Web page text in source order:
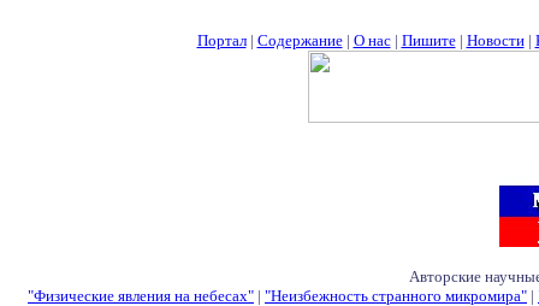
Портал| Содержание| О нас| Пишите| Новости|
Авторские
"Физические явления на небесах" | "Неизбежность странного микромира" |